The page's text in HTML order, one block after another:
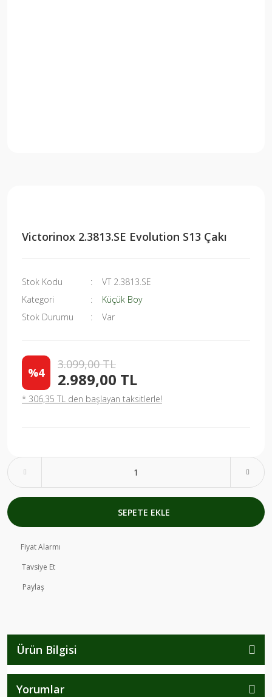
Victorinox 2.3813.SE Evolution S13 Çakı
Stok Kodu
VT 2.3813.SE
Kategori
Küçük Boy
Stok Durumu
Var
%4
3.099,00 TL
2.989,00 TL
* 306,35 TL den başlayan taksitlerle!
SEPETE EKLE
Fiyat Alarmı
Tavsiye Et
Paylaş
Ürün Bilgisi
Yorumlar